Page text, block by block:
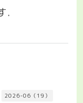
.
2026-06（19）